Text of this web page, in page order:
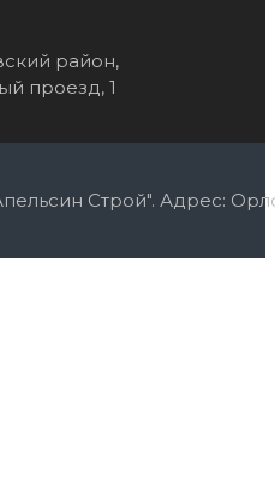
район,
проезд, 1
Строй". Адрес: